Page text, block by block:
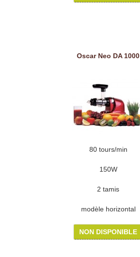
Oscar Neo DA 1000
80 tours/min
150W
2 tamis
modèle horizontal
NON DISPONIBLE